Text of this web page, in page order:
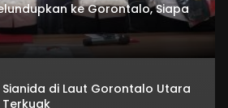
ke Gorontalo, Siapa
Sianida di Laut Gorontalo Utara
Terkuak